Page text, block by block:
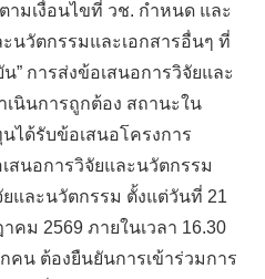
มเงื่อนไขที่ วช. กำหนด และ
นวัตกรรมและเอกสารอื่นๆ ที่
” การส่งข้อเสนอการวิจัยและ
นินการถูกต้อง สถานะใน
นได้รับข้อเสนอโครงการ
เสนอการวิจัยและนวัตกรรม
ยและนวัตกรรม ตั้งแต่วันที่ 21
คม 2569 ภายในเวลา 16.30
คน ต้องยืนยันการเข้าร่วมการ